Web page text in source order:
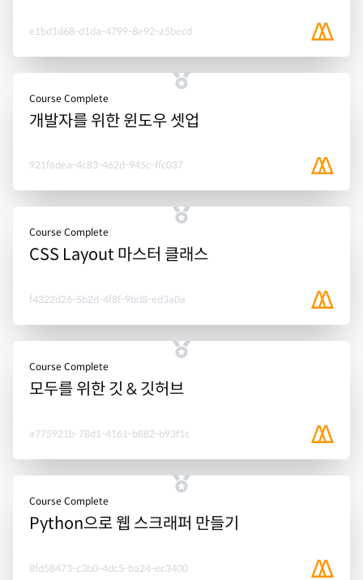
e1bd1d68-d1da-4799-8e92-a5becd
Course Complete
개발자를 위한 윈도우 셋업
921f6dea-4c83-462d-945c-ffc037
Course Complete
CSS Layout 마스터 클래스
f4322d26-5b2d-4f8f-9bd8-ed3a0a
Course Complete
모두를 위한 깃 & 깃허브
a775921b-78d1-4161-b882-b93f1c
Course Complete
Python으로 웹 스크래퍼 만들기
8fd58473-c3b0-4dc5-ba24-ec3400